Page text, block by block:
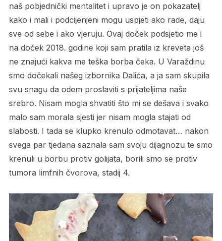
naš pobjednički mentalitet i upravo je on pokazatelj
kako i mali i podcijenjeni mogu uspjeti ako rade, daju
sve od sebe i ako vjeruju. Ovaj doček podsjetio me i
na doček 2018. godine koji sam pratila iz kreveta još
ne znajući kakva me teška borba čeka. U Varaždinu
smo dočekali našeg izbornika Dalića, a ja sam skupila
svu snagu da odem proslaviti s prijateljima naše
srebro. Nisam mogla shvatiti što mi se dešava i svako
malo sam morala sjesti jer nisam mogla stajati od
slabosti. I tada se klupko krenulo odmotavat… nakon
svega par tjedana saznala sam svoju dijagnozu te smo
krenuli u borbu protiv golijata, borili smo se protiv
tumora limfnih čvorova, stadij 4.